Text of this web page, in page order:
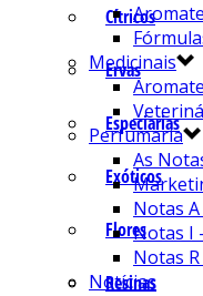
Cítricos
Ervas
Especiarias
Exóticos
Flores
Resinas
Medicinais
Perfumaria
As
Notas A
Notas I
Notas R
Notícias